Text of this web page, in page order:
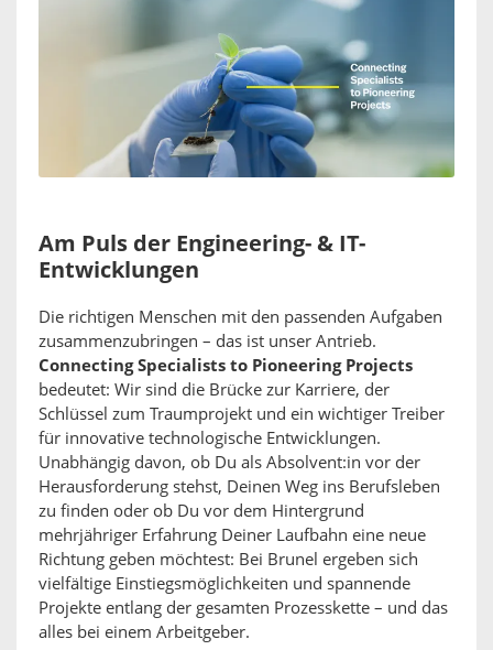
Am Puls der Engineering- & IT-
Entwicklungen
Die richtigen Menschen mit den passenden Aufgaben
zusammenzubringen – das ist unser Antrieb.
Connecting Specialists to Pioneering Projects
bedeutet: Wir sind die Brücke zur Karriere, der
Schlüssel zum Traumprojekt und ein wichtiger Treiber
für innovative technologische Entwicklungen.
Unabhängig davon, ob Du als Absolvent:in vor der
Herausforderung stehst, Deinen Weg ins Berufsleben
zu finden oder ob Du vor dem Hintergrund
mehrjähriger Erfahrung Deiner Laufbahn eine neue
Richtung geben möchtest: Bei Brunel ergeben sich
vielfältige Einstiegsmöglichkeiten und spannende
Projekte entlang der gesamten Prozesskette – und das
alles bei einem Arbeitgeber.